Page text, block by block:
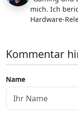
mich. Ich
Hardware-
Kommentar
Name